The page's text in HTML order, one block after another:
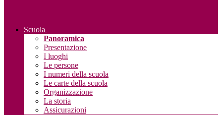
Scuola
Panoramica
Presentazione
I luoghi
Le persone
I numeri della scuola
Le carte della scuola
Organizzazione
La storia
Assicurazioni